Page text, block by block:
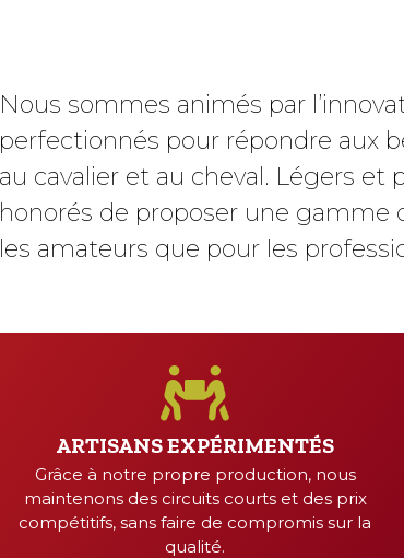
Nous sommes animés par
perfectionnés pour répondre aux
au cavalier et au cheval. Légers
honorés de proposer une gamme
les amateurs que pour les
ARTISANS EXPÉRIMENTÉS
Grâce à notre propre production, nous
maintenons des circuits courts et des prix
compétitifs, sans faire de compromis sur la
qualité.